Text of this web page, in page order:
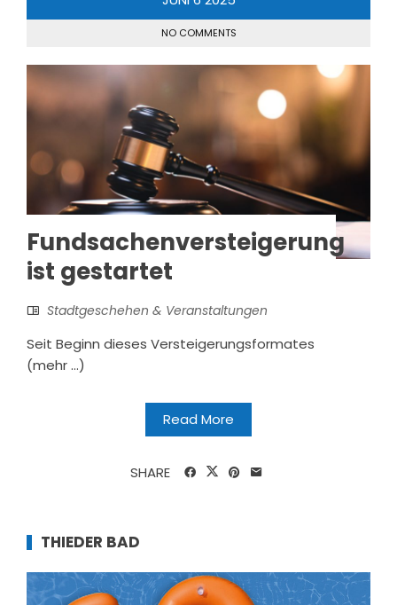
NO COMMENTS
Fundsachenversteigerung
ist gestartet
Stadtgeschehen & Veranstaltungen
Seit Beginn dieses Versteigerungsformates
(mehr …)
Read More
SHARE
THIEDER BAD